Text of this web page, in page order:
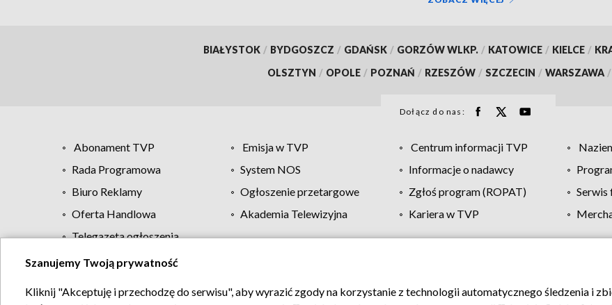
BIAŁYSTOK / BYDGOSZCZ / GDAŃSK / GORZÓW WLKP. / KATOWICE / KIELCE /
OLSZTYN / OPOLE / POZNAŃ / RZESZÓW / SZCZECIN / WARSZAWA /
Dołącz do nas:
Abonament TVP Emisja w TVP Centrum informacji TVP
Rada Programowa
System NOS Informacje o nadawcy
Biuro Reklamy
Ogłoszenie przetargowe Zgłoś program (ROPAT)
Oferta Handlowa
Akademia Telewizyjna Kariera w TVP
Telegazeta ogłoszenia
Regulamin TVP Polityka prywatności Moje zgody Pomoc Biuro
Szanujemy Twoją prywatność
Kliknij "Akceptuję i przechodzę do serwisu", aby wyrazić zgody na korzystanie z technologii automatycznego śledzenia i